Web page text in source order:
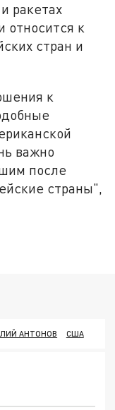
ракетах
относится к
стран и
к
важно
после
страны",
АНТОНОВ США